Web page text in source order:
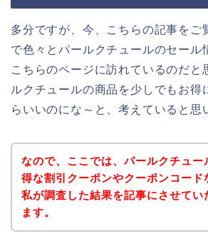
多分ですが、今、こちらの記事をご
で色々とパールクチュールのセール
こちらのページに訪れているのだと
ルクチュールの商品を少しでもお得
らいいのにな～と、考えていると思
なので、ここでは、パールクチュー
得な割引クーポンやクーポンコード
私が調査した結果を記事にさせてい
ます。